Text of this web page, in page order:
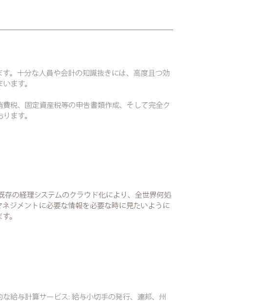
の経理システムのクラウド化により、全世界何処
ジメントに必要な情報を必要な時に見たいように
。
。十分な人員や会計の知識抜きには、高度且つ効
ます。
税、固定資産税等の申告書類作成、そして完全ク
ます。
給与計算サービス: 給与小切手の発行、連邦、州